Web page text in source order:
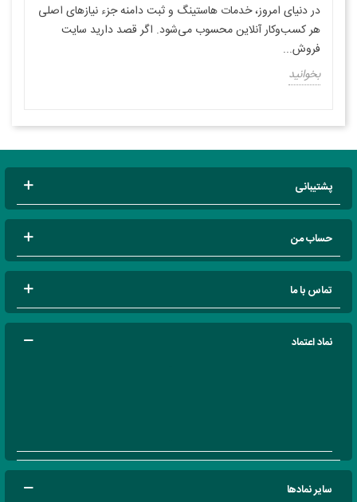
در دنیای امروز، خدمات هاستینگ و ثبت دامنه جزء نیازهای اصلی
هر کسب‌وکار آنلاین محسوب می‌شود. اگر قصد دارید سایت
فروش...
بخوانید
پشتیبانی
حساب من
تماس با ما
نماد اعتماد
سایر نمادها